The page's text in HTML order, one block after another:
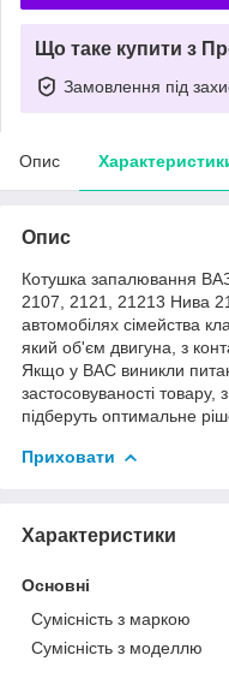
Що таке купити з
Замовлення під
Опис
Опис
Котушка запалювання
2107, 2121, 21213 Нива
автомобілях сімейства
який об'єм двигуна, з
Якщо у ВАС виникли
застосовуваності товару,
підберуть оптимальне
Приховати
Характеристики
Основні
Сумісність з маркою
Сумісність з моделлю